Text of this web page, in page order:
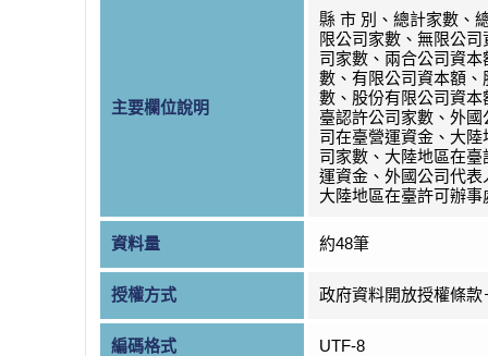
主要欄位說明
縣 市 別、總計家數、
限公司家數、無限公
司家數、兩合公司資
數、有限公司資本額、
數、股份有限公司資本
臺認許公司家數、外
司在臺營運資金、大
司家數、大陸地區在
運資金、外國公司代表
大陸地區在臺許可辦事
資料量 約48筆
授權方式 政府資料開放授權條款
編碼格式 UTF-8